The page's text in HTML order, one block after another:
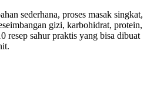
sederhana, proses masak singkat,
gizi, karbohidrat, protein,
resep sahur praktis yang bisa dibuat